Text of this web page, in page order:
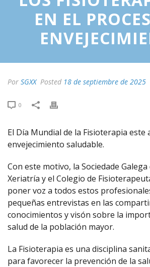
EN EL
Por SGXX Posted 18 de septiembre de 2025
0
El Día Mundial de la Fisioterapia este
envejecimiento saludable.
Con este motivo, la Sociedade
Xeriatría y el Colegio de
poner voz a todos estos
pequeñas entrevistas en las
conocimientos y visón sobre la
salud de la población mayor.
La Fisioterapia es una disciplina
para favorecer la prevención de la